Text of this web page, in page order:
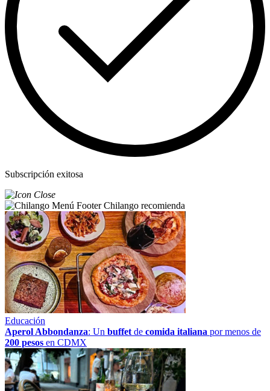
Subscripción exitosa
Chilango recomienda
Educación
Aperol Abbondanza: Un buffet de comida italiana por menos de
200 pesos en CDMX